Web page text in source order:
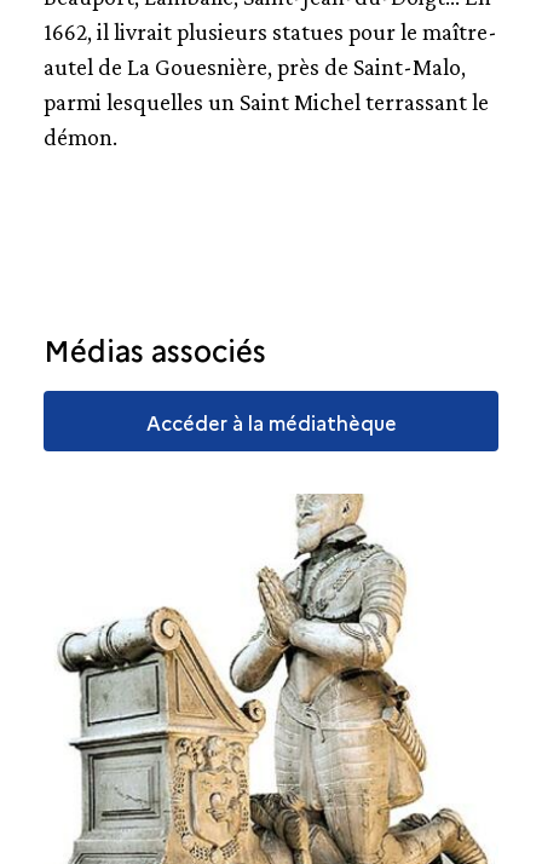
1662, il livrait plusieurs statues pour le maître-
autel de La Gouesnière, près de Saint-Malo,
parmi lesquelles un Saint Michel terrassant le
démon.
Médias associés
Accéder à la médiathèque